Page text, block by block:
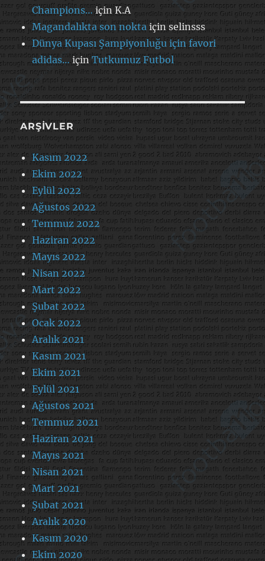
Champions…içinK.A
Magandalıkta son nokta içinselinsss
Dünya Kupası Şampiyonluğu için favori
adidas…içinTutkumuz Futbol
ARŞIVLER
Kasım 2022
Ekim 2022
Eylül 2022
Ağustos 2022
Temmuz 2022
Haziran 2022
Mayıs 2022
Nisan 2022
Mart 2022
Şubat 2022
Ocak 2022
Aralık 2021
Kasım 2021
Ekim 2021
Eylül 2021
Ağustos 2021
Temmuz 2021
Haziran 2021
Mayıs 2021
Nisan 2021
Mart 2021
Şubat 2021
Aralık 2020
Kasım 2020
Ekim 2020